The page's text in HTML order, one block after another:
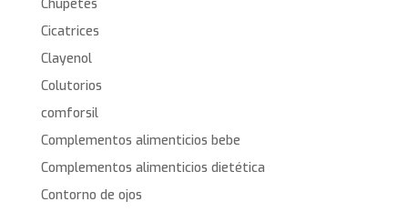
Chupetes
Cicatrices
Clayenol
Colutorios
comforsil
Complementos alimenticios bebe
Complementos alimenticios dietética
Contorno de ojos